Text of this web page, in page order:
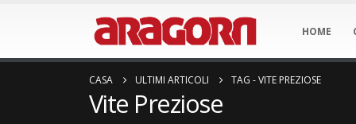
HOME
CASA ULTIMI ARTICOLI TAG -VITE PREZIOSE
Vite Preziose